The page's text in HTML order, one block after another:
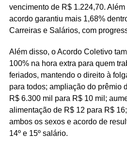
vencimento de R$ 1.224,70.
acordo garantiu mais 1,68%
Carreiras e Salários, com
Além disso, o Acordo Coletivo
100% na hora extra para quem
feriados, mantendo o direito à
para todos; ampliação do prêmio
R$ 6.300 mil para R$ 10 mil;
alimentação de R$ 12 para R$
ambos os sexos e acordo de
14º e 15º salário.